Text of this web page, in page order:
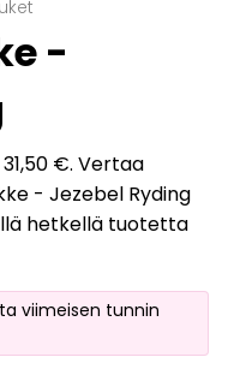
-
€. Vertaa
- Jezebel Ryding
hetkellä tuotetta
viimeisen tunnin